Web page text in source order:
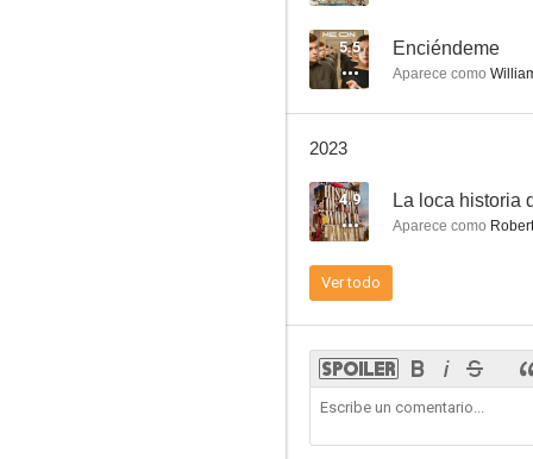
8.0
5.5 Enciéndeme
Aparece como
2023
4.9 La loca historia
Aparece como
Ver todo